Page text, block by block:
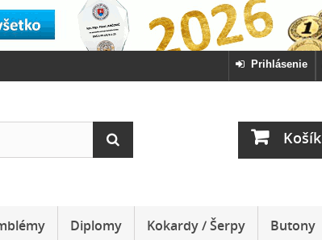
Prihlásenie
Košík
Diplomy Kokardy / Šerpy Butony